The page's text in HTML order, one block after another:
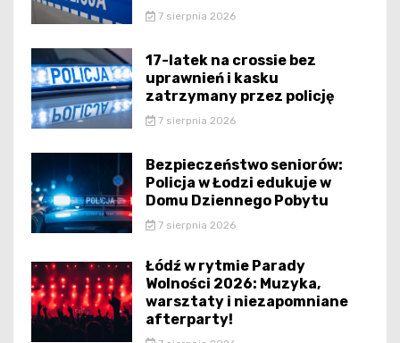
7 sierpnia 2026
17-latek na crossie bez
uprawnień i kasku
zatrzymany przez policję
7 sierpnia 2026
Bezpieczeństwo seniorów:
Policja w Łodzi edukuje w
Domu Dziennego Pobytu
7 sierpnia 2026
Łódź w rytmie Parady
Wolności 2026: Muzyka,
warsztaty i niezapomniane
afterparty!